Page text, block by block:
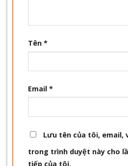
Tên *
Email *
Lưu tên của tôi, email,
trong trình duyệt này cho
tiếp của tôi.